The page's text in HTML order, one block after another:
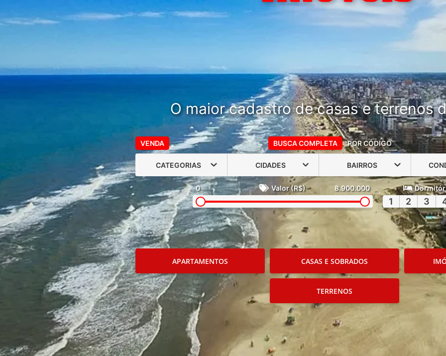
O maior cadastro de casas e terrenos
VENDA BUSCA COMPLETA POR CÓDIGO
CATEGORIAS CIDADES BAIRROS
0 Valor (R$) 8.900.000
1 2 3
APARTAMENTOS CASAS E SOBRADOS
TERRENOS